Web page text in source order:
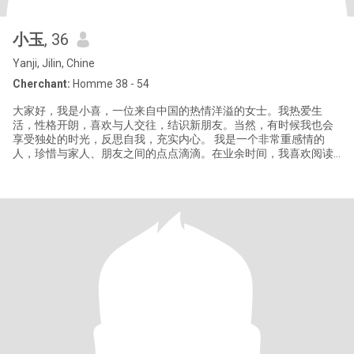
小玉, 36
Yanji, Jilin, Chine
Cherchant: Homme 38 - 54
大家好，我是小喜，一位来自中国的热情洋溢的女士。我热爱生
活，性格开朗，喜欢与人交往，结识新朋友。当然，有时候我也会
享受独处的时光，反思自我，充实内心。 我是一个非常重感情的
人，珍惜与家人、朋友之间的点点滴滴。在业余时间，我喜欢阅读
游，开阔视野，体验不同地区的风土人情。 在特长方面，我非常擅
长烹饪，特别是做一些美味的甜品，让美食传递温暖；整理房间，
让生活环境更加舒适；我还是一名职业美